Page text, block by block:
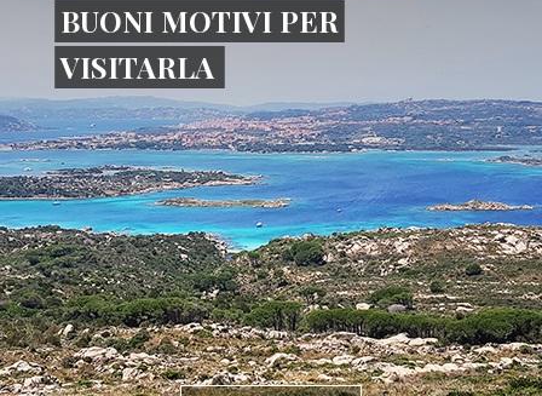
BUONI MOTIVI PER
VISITARLA